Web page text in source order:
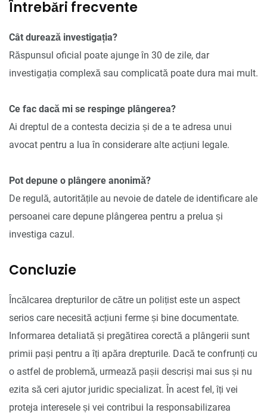
Întrebări frecvente
Cât durează investigația?
Răspunsul oficial poate ajunge în 30 de zile, dar
investigația complexă sau complicată poate dura mai mult.
Ce fac dacă mi se respinge plângerea?
Ai dreptul de a contesta decizia și de a te adresa unui
avocat pentru a lua în considerare alte acțiuni legale.
Pot depune o plângere anonimă?
De regulă, autoritățile au nevoie de datele de identificare ale
persoanei care depune plângerea pentru a prelua și
investiga cazul.
Concluzie
Încălcarea drepturilor de către un polițist este un aspect
serios care necesită acțiuni ferme și bine documentate.
Informarea detaliată și pregătirea corectă a plângerii sunt
primii pași pentru a îți apăra drepturile. Dacă te confrunți cu
o astfel de problemă, urmează pașii descriși mai sus și nu
ezita să ceri ajutor juridic specializat. În acest fel, îți vei
proteja interesele și vei contribui la responsabilizarea